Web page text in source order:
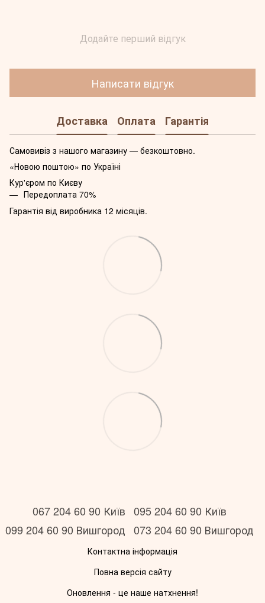
Додайте перший відгук
Написати відгук
Доставка Оплата Гарантія
Самовивіз з нашого магазину — безкоштовно.
«Новою поштою» по Україні
Кур'єром по Києву
Передоплата 70%
Гарантія від виробника 12 місяців.
067 204 60 90 Київ 095 204 60 90 Київ
099 204 60 90 Вишгород 073 204 60 90 Вишгород
Контактна інформація
Повна версія сайту
Оновлення - це наше натхнення!